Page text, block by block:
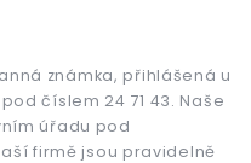
známka, přihlášená u
číslem 24 71 43. Naše
úřadu pod
firmě jsou pravidelně